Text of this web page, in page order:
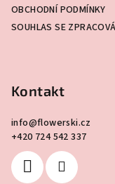
OBCHODNÍ PODMÍNKY
SOUHLAS SE
Kontakt
info@flowerski.cz
+420 724 542 337